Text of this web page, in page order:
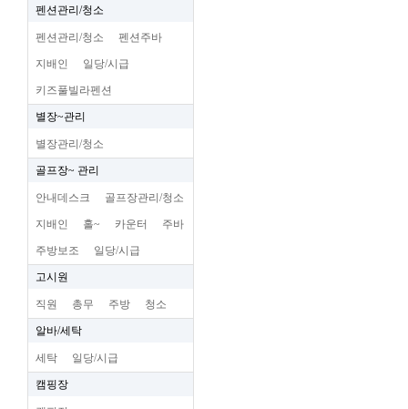
펜션관리/청소
펜션관리/청소 펜션주바
지배인 일당/시급
키즈풀빌라펜션
별장~관리
별장관리/청소
골프장~ 관리
안내데스크 골프장관리/청소
지배인 홀~ 카운터 주바
주방보조 일당/시급
고시원
직원 총무 주방 청소
알바/세탁
세탁 일당/시급
캠핑장